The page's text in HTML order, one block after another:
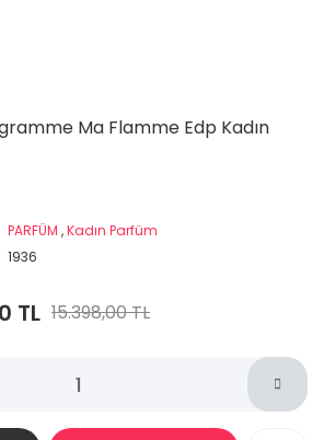
Ma Flamme Edp Kadın
PARFÜM ,Kadın Parfüm
1936
TL 15.398,00 TL